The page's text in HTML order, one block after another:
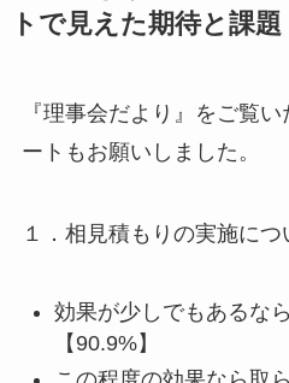
トで見えた期待と課題
『理事会だより』をご覧
ートもお願いしました。
１．相見積もりの実施につ
効果が少しでもあるな
【90.9%】